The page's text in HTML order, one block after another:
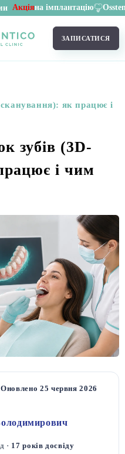
Osstem 11 900 грн.
ЗАПИСАТИСЯ
як працює і
зубів (3D-
і чим
Оновлено 25 червня 2026
· 17 років досвіду